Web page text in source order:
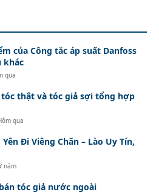
của Công tắc áp suất Danfoss
khác
qua
thật và tóc giả sợi tổng hợp
qua
Đi Viêng Chăn – Lào Uy Tín,
năm
tóc giả nước ngoài